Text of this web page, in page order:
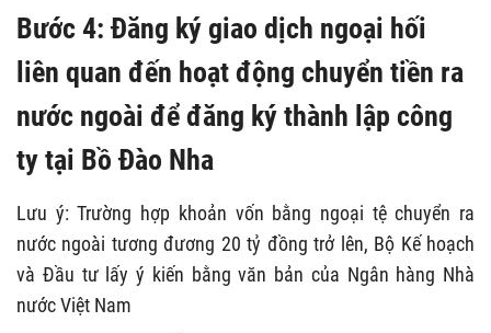
Bước 4: Đăng ký giao dịch ngoại hối
liên quan đến hoạt động chuyển tiền ra
nước ngoài để đăng ký thành lập công
ty tại Bồ Đào Nha
Lưu ý: Trường hợp khoản vốn bằng ngoại tệ chuyển ra
nước ngoài tương đương 20 tỷ đồng trở lên, Bộ Kế hoạch
và Đầu tư lấy ý kiến bằng văn bản của Ngân hàng Nhà
nước Việt Nam